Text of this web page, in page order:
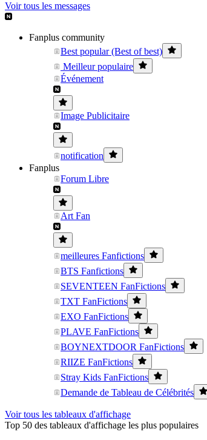
Voir tous les messages
Fanplus community
Best popular (Best of best)
Meilleur populaire
Événement
Image Publicitaire
notification
Fanplus
Forum Libre
Art Fan
meilleures Fanfictions
BTS Fanfictions
SEVENTEEN FanFictions
TXT FanFictions
EXO FanFictions
PLAVE FanFictions
BOYNEXTDOOR FanFictions
RIIZE FanFictions
Stray Kids FanFictions
Demande de Tableau de Célébrités
Voir tous les tableaux d'affichage
Top 50 des tableaux d'affichage les plus populaires